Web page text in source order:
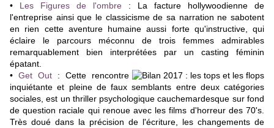
• Les Figures de l'ombre : La facture hollywoodienne de
l'entreprise ainsi que le classicisme de sa narration ne sabotent
en rien cette aventure humaine aussi forte qu'instructive, qui
éclaire le parcours méconnu de trois femmes admirables
remarquablement bien interprétées par un casting féminin
épatant.
• Get Out : Cette rencontre
inquiétante et pleine de faux semblants entre deux catégories
sociales, est un thriller psychologique cauchemardesque sur fond
de question raciale qui renoue avec les films d'horreur des 70's.
Très doué dans la précision de l'écriture, les changements de